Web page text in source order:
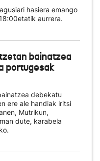
hasiera emango
aurrera.
bainatzea
portugesak
debekatu
ere ale handiak iritsi
Mutrikun,
dute, karabela